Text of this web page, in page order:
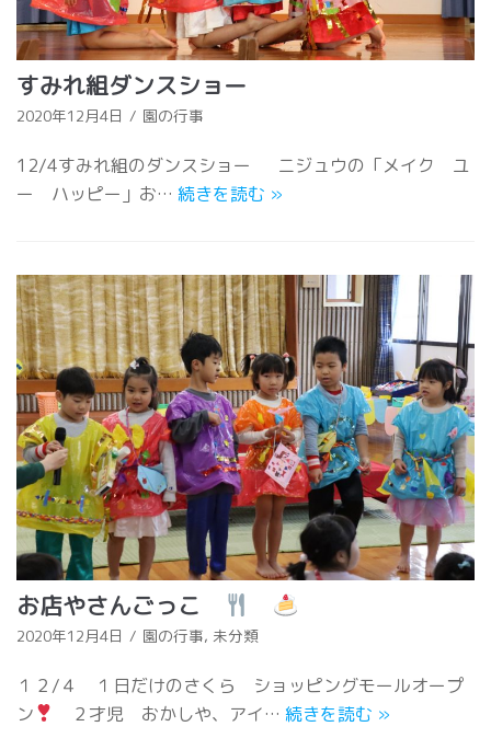
すみれ組ダンスショー
2020年12月4日 園の行事
12/4すみれ組のダンスショー ニジュウの「メイク ユ
ー ハッピー」お… 続きを読む »
お店やさんごっこ
2020年12月4日 園の行事, 未分類
１２/４ １日だけのさくら ショッピングモールオープ
ン
２才児 おかしや、アイ…続きを読む »